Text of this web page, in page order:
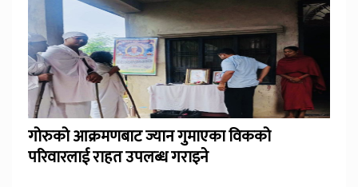
गोरुको आक्रमणबाट ज्यान गुमाएका विकको
परिवारलाई राहत उपलब्ध गराइने